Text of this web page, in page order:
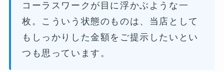
コーラスワークが目に浮かぶような一
枚。こういう状態のものは、当店として
もしっかりした金額をご提示したいとい
つも思っています。